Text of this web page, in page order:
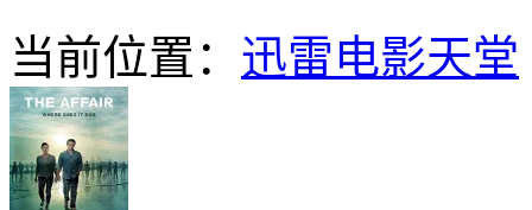
当前位置： 迅雷电影天堂